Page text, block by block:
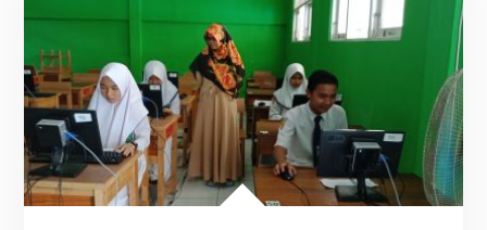
TAMAN
SATWA
TARU
JURUG
(JURUG
ZOO)